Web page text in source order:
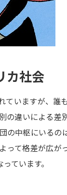
カ社会
ていますが、誰
の違いによる差
の中枢にいるの
って格差が広が
ています。